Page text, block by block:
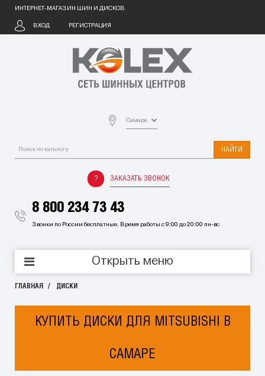
ИНТЕРНЕТ-МАГАЗИН ШИН И ДИСКОВ
ВХОД РЕГИСТРАЦИЯ
Самара
НАЙТИ
ЗАКАЗАТЬ ЗВОНОК
8 800 234 73 43
Звонки по России бесплатные. Время работы с 9:00 до 20:00 пн-вс
Открыть меню
ГЛАВНАЯ ДИСКИ
КУПИТЬ ДИСКИ ДЛЯ MITSUBISHI В
САМАРЕ